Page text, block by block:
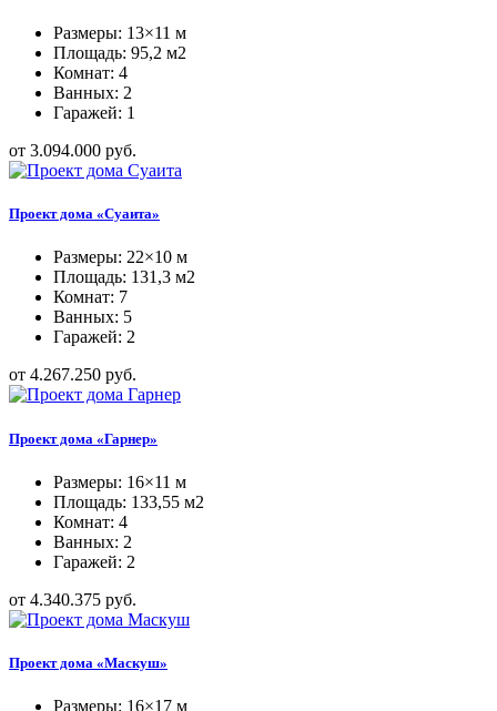
Размеры: 13×11 м
Площадь: 95,2 м2
Комнат: 4
Ванных: 2
Гаражей: 1
от 3.094.000 руб.
Проект дома «Суаита»
Размеры: 22×10 м
Площадь: 131,3 м2
Комнат: 7
Ванных: 5
Гаражей: 2
от 4.267.250 руб.
Проект дома «Гарнер»
Размеры: 16×11 м
Площадь: 133,55 м2
Комнат: 4
Ванных: 2
Гаражей: 2
от 4.340.375 руб.
Проект дома «Маскуш»
Размеры: 16×17 м